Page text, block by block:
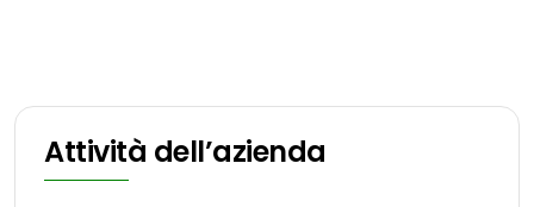
Attività dell’azienda